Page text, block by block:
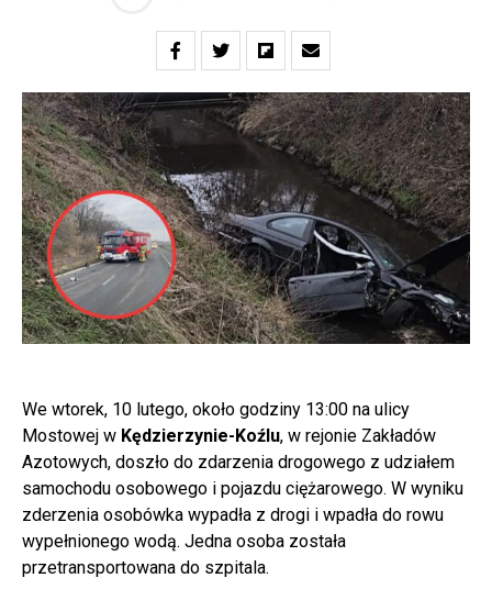
We wtorek, 10 lutego, około godziny 13:00 na ulicy
Mostowej w Kędzierzynie-Koźlu, w rejonie Zakładów
Azotowych, doszło do zdarzenia drogowego z udziałem
samochodu osobowego i pojazdu ciężarowego. W wyniku
zderzenia osobówka wypadła z drogi i wpadła do rowu
wypełnionego wodą. Jedna osoba została
przetransportowana do szpitala.